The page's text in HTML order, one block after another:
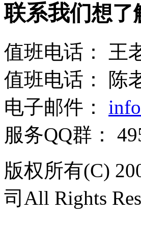
联系我们想了
值班电话：
王
值班电话：
陈
电子邮件：
服务QQ群：
版权所有(C)
司All Rights